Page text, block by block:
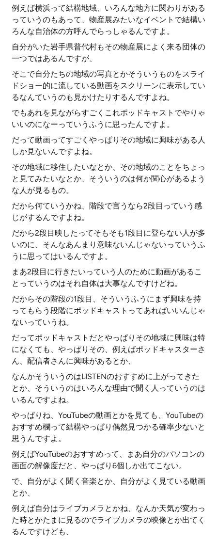
例えば横浜って結構地域、いろんな地方に関わりがある
っていうのもあって、物産展みたいなイベントで結構い
ろんな自治体の方呼んでらっしゃるんですよ。
自分がいた岩手県普代村もその物産展によく来る団体の
一つではあるんですが、
そこで自分たちの地域の写真とかそういうものをスライ
ドショー的に流している動画をスクリーンに表示してい
るなんていうのも見かけたりするんですよね。
でもあれを見ながらすごくこれポッドキャストでやりゃ
いいのになーっていうふうに思ったんですよ。
だって動画ってすごくやっぱりその地域に興味がある人
しか見ないんですよね。
その地域に移住したいなとか、その地域のことをちょっ
と見てみたいなとか、そういうのは何か関心があるよう
な人が見るもの。
だから何ていうかね、階段で言うなら2段目っていう感
じがするんですよね。
だから2段目映したってそもそも1段目に登らない人が多
いのに、そんなあんまり意味ないんじゃないっていうふ
うに思ってはいるんですよ。
まあ2段目に行きたいっていう人のために動画があるこ
とっていうのはそれ自体は大事なんですけどね。
だからその階段の1段目、そういうふうにまず興味を持
ってもらう段階にポッドキャストってあればいいんじゃ
ないっていうね。
だってポッドキャストだとやっぱりその地域に興味は特
になくても、やっぱりその、例えばポッドキャスターさ
ん、配信者さんに興味があるとか、
なんかそういうのはLISTENのおすすめに上がってきた
とか、そういうのはいろんな理由で聞く人っていうのは
いるんですよね。
やっぱりね、YouTubeの動画とかを見ても、YouTubeの
おすすめ欄って結構やっぱり偶然見つかる確率少ないと
思うんですよ。
例えばYouTubeのおすすめって、まあ自分のパソコンの
画面の解像度だと、やっぱり6個しか出てこない。
で、自分がよく聞く音楽とか、自分がよく見ている動画
とか、
例えば自分はライブカメラとかね、なんか天気が変わっ
た時とかたまに見るのでライブカメラの映像とか出てく
るんですけども、